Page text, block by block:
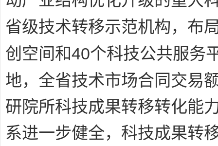
省级技术转移示范机构，布
创空间和40个科技公共服务
地，全省技术市场合同交易
研院所科技成果转移转化能
系进一步健全，科技成果转